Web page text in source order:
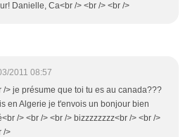
Danielle, Ca<br /> <br /> <br />
2011 08:57
/> je présume que toi tu es au canada???
en Algerie je t'envois un bonjour bien
/> <br /> <br /> bizzzzzzzz<br /> <br />
/>